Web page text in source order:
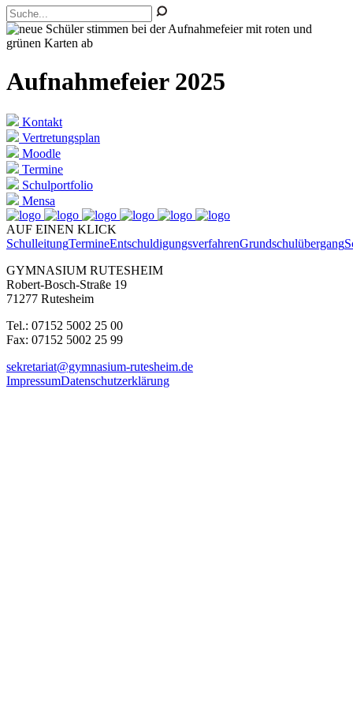
Aufnahmefeier 2025
Kontakt
Vertretungsplan
Moodle
Termine
Schulportfolio
Mensa
AUF EINEN KLICK
SchulleitungTermineEntschuldigungsverfahrenGrundschulübergang
GYMNASIUM RUTESHEIM
Robert-Bosch-Straße 19
71277 Rutesheim
Tel.: 07152 5002 25 00
Fax: 07152 5002 25 99
sekretariat@gymnasium-rutesheim.de
ImpressumDatenschutzerklärung